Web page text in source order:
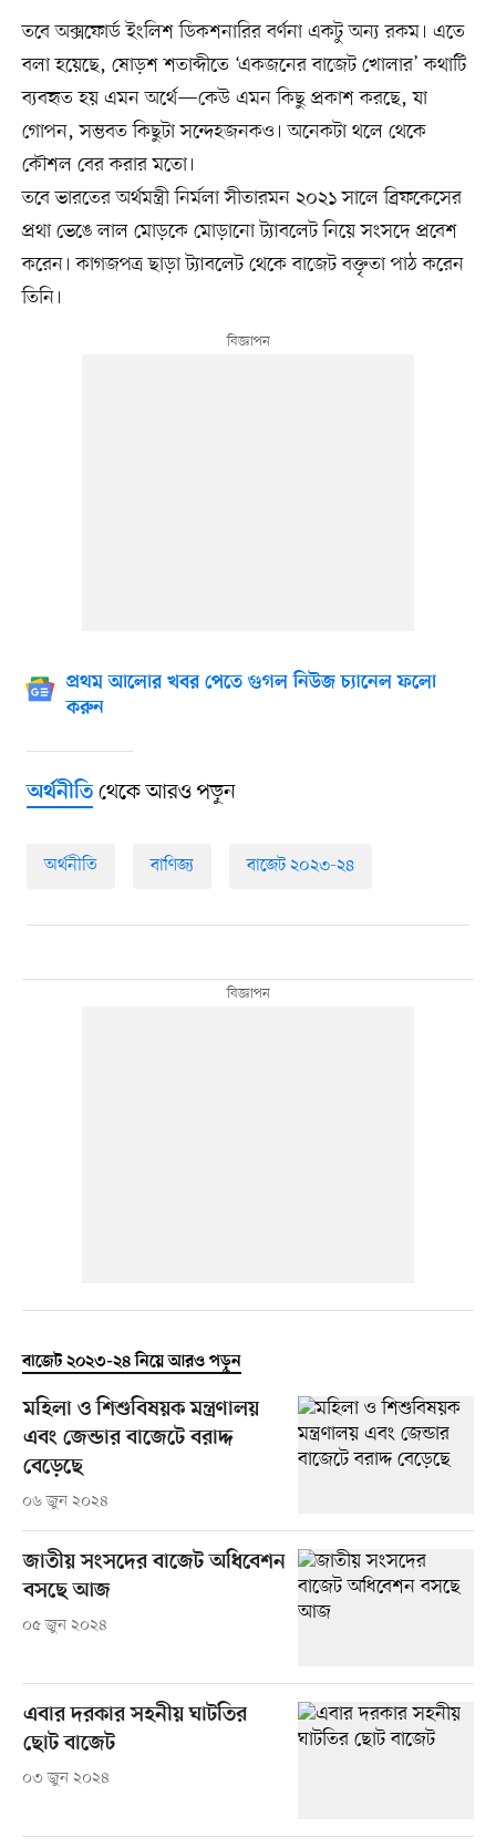
তবে অক্সফোর্ড ইংলিশ ডিকশনারির বর্ণনা একটু অন্য রকম। এতে
বলা হয়েছে, ষোড়শ শতাব্দীতে ‘একজনের বাজেট খোলার’ কথাটি
ব্যবহৃত হয় এমন অর্থে—কেউ এমন কিছু প্রকাশ করছে, যা
গোপন, সম্ভবত কিছুটা সন্দেহজনকও। অনেকটা থলে থেকে
কৌশল বের করার মতো।
তবে ভারতের অর্থমন্ত্রী নির্মলা সীতারমন ২০২১ সালে ব্রিফকেসের
প্রথা ভেঙে লাল মোড়কে মোড়ানো ট্যাবলেট নিয়ে সংসদে প্রবেশ
করেন। কাগজপত্র ছাড়া ট্যাবলেট থেকে বাজেট বক্তৃতা পাঠ করেন
তিনি।
প্রথম আলোর খবর পেতে গুগল নিউজ চ্যানেল ফলো
করুন
অর্থনীতিথেকে আরও পড়ুন
অর্থনীতি বাণিজ্য বাজেট ২০২৩-২৪
বাজেট ২০২৩-২৪ নিয়ে আরও পড়ুন
মহিলা ও শিশুবিষয়ক মন্ত্রণালয়
এবং জেন্ডার বাজেটে বরাদ্দ
বেড়েছে
০৬ জুন ২০২৪
জাতীয় সংসদের বাজেট অধিবেশন
বসছে আজ
০৫ জুন ২০২৪
এবার দরকার সহনীয় ঘাটতির
ছোট বাজেট
০৩ জুন ২০২৪